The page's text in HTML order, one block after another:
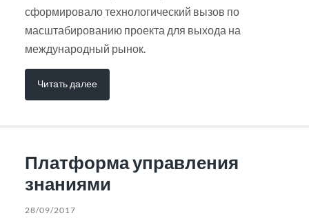
сформировало технологический вызов по
масштабированию проекта для выхода на
международный рынок.
Читать далее
Платформа управления
знаниями
28/09/2017